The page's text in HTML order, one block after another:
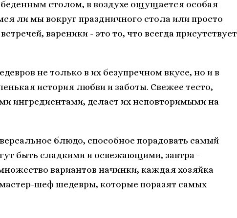
столом, в воздухе ощущается особая
ли мы вокруг праздничного стола или просто
вареники - это то, что всегда присутствует
не только в их безупречном вкусе, но и в
история любви и заботы. Свежее тесто,
ингредиентами, делает их неповторимыми на
блюдо, способное порадовать самый
быть сладкими и освежающими, завтра -
вариантов начинки, каждая хозяйка
шеф шедевры, которые поразят самых